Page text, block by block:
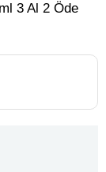
3 Al 2 Öde